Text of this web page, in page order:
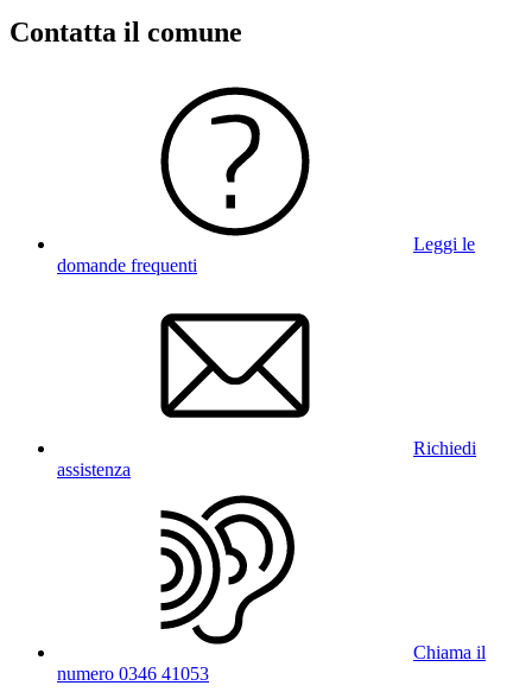
Contatta il comune
Leggi le
domande frequenti
Richiedi
assistenza
Chiama il
numero 0346 41053